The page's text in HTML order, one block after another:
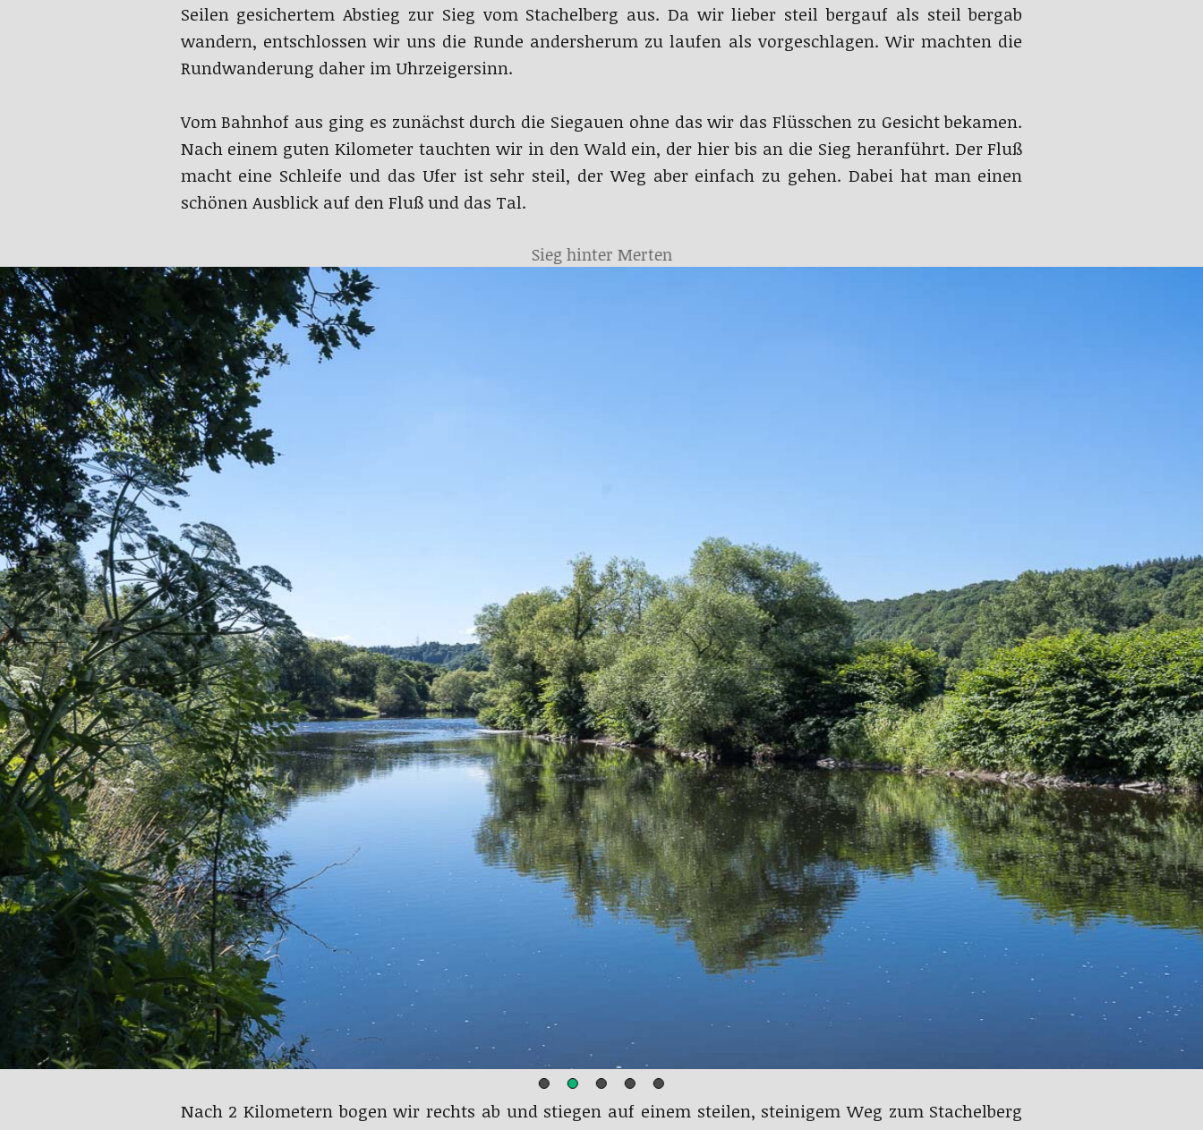
Seilen gesichertem Abstieg zur Sieg vom Stachelberg aus. Da wir lieber steil bergauf als steil bergab
wandern, entschlossen wir uns die Runde andersherum zu laufen als vorgeschlagen. Wir machten die
Rundwanderung daher im Uhrzeigersinn.
Vom Bahnhof aus ging es zunächst durch die Siegauen ohne das wir das Flüsschen zu Gesicht bekamen.
Nach einem guten Kilometer tauchten wir in den Wald ein, der hier bis an die Sieg heranführt. Der Fluß
macht eine Schleife und das Ufer ist sehr steil, der Weg aber einfach zu gehen. Dabei hat man einen
schönen Ausblick auf den Fluß und das Tal.
Sieg hinter Merten
Nach 2 Kilometern bogen wir rechts ab und stiegen auf einem steilen, steinigem Weg zum Stachelberg